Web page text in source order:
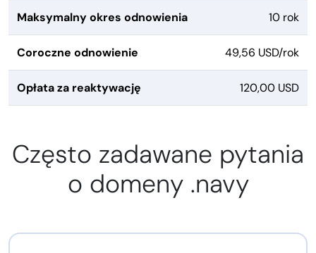
Maksymalny okres odnowienia 10 rok
Coroczne odnowienie 49,56 USD/rok
Opłata za reaktywację 120,00 USD
Często zadawane pytania
o domeny .navy